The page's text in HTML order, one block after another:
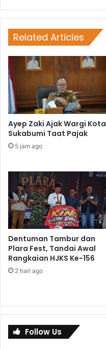
Related Articles
Ayep Zaki Ajak Wargi Kota
Sukabumi Taat Pajak
5 jam ago
Dentuman Tambur dan
Plara Fest, Tandai Awal
Rangkaian HJKS Ke-156
2 hari ago
Follow Us